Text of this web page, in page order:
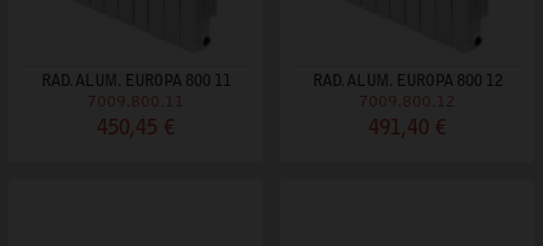
RAD. ALUM. EUROPA 800 11
7009.800.11
450,45 €
RAD. ALUM. EUROPA 800 12
7009.800.12
491,40 €